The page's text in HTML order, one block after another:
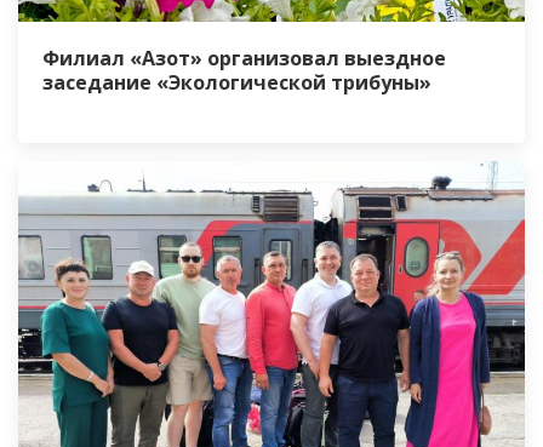
Филиал «Азот» организовал выездное
заседание «Экологической трибуны»